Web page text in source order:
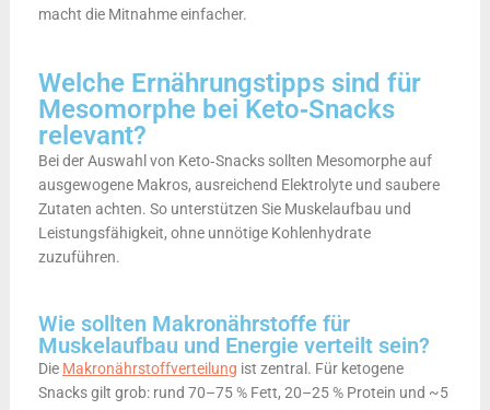
macht die Mitnahme einfacher.
Welche Ernährungstipps sind für
Mesomorphe bei Keto‑Snacks
relevant?
Bei der Auswahl von Keto‑Snacks sollten Mesomorphe auf
ausgewogene Makros, ausreichend Elektrolyte und saubere
Zutaten achten. So unterstützen Sie Muskelaufbau und
Leistungsfähigkeit, ohne unnötige Kohlenhydrate
zuzuführen.
Wie sollten Makronährstoffe für
Muskelaufbau und Energie verteilt sein?
Die Makronährstoffverteilung ist zentral. Für ketogene
Snacks gilt grob: rund 70–75 % Fett, 20–25 % Protein und ~5